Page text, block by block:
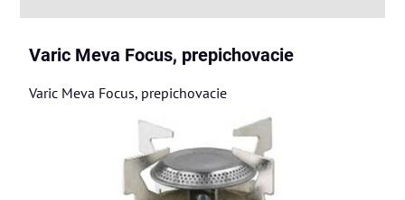
Varic Meva Focus, prepichovacie
Varic Meva Focus, prepichovacie